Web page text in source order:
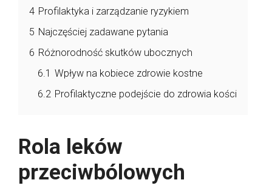
4 Profilaktyka i zarządzanie ryzykiem
5 Najczęściej zadawane pytania
6 Różnorodność skutków ubocznych
6.1 Wpływ na kobiece zdrowie kostne
6.2 Profilaktyczne podejście do zdrowia kości
Rola leków
przeciwbólowych